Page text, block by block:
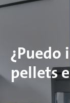
¿Puedo
pellets